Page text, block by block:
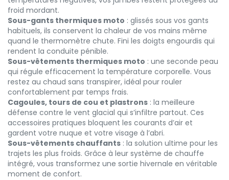
froid mordant.
Sous-gants thermiques moto : glissés sous vos gants
habituels, ils conservent la chaleur de vos mains même
quand le thermomètre chute. Fini les doigts engourdis qui
rendent la conduite pénible.
Sous-vêtements thermiques moto : une seconde peau
qui régule efficacement la température corporelle. Vous
restez au chaud sans transpirer, idéal pour rouler
confortablement par temps frais.
Cagoules, tours de cou et plastrons : la meilleure
défense contre le vent glacial qui s’infiltre partout. Ces
accessoires pratiques bloquent les courants d’air et
gardent votre nuque et votre visage à l’abri.
Sous-vêtements chauffants : la solution ultime pour les
trajets les plus froids. Grâce à leur système de chauffe
intégré, vous transformez une sortie hivernale en véritable
moment de confort.